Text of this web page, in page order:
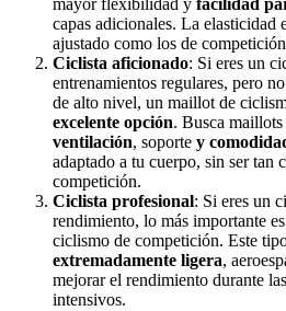
mayor flexibilidad y facilidad
capas adicionales. La elasticidad
ajustado como los de
Ciclista aficionado: Si eres un
entrenamientos regulares, pero
de alto nivel, un maillot de
excelente opción. Busca
ventilación, soporte y
adaptado a tu cuerpo, sin ser tan
competición.
Ciclista profesional: Si eres un
rendimiento, lo más importante
ciclismo de competición. Este
extremadamente ligera,
mejorar el rendimiento durante
intensivos.